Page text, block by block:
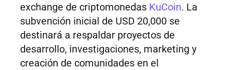
exchange de criptomonedas KuCoin. La
subvención inicial de USD 20,000 se
destinará a respaldar proyectos de
desarrollo, investigaciones, marketing y
creación de comunidades en el